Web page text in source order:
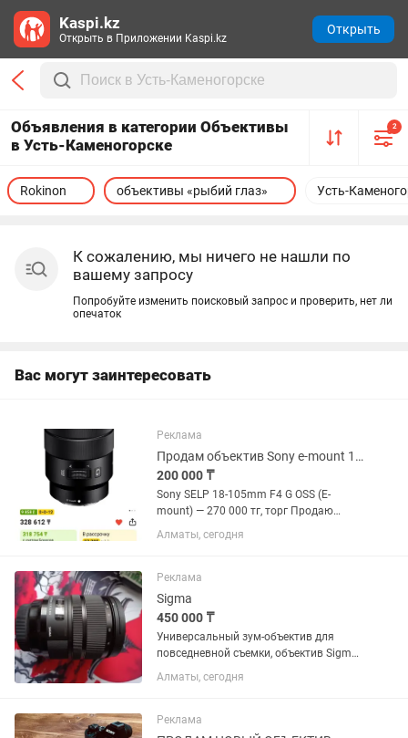
Объявления в категории Объективы
в Усть-Каменогорске
2
Усть-
Rokinon объективы «рыбий глаз»
К сожалению, мы ничего не нашли по
вашему запросу
Попробуйте изменить поисковый запрос и проверить, нет ли
опечаток
Вас могут заинтересовать
Реклама
Продам объектив Sony e-mount 18-105
200 000 ₸
Sony SELP 18-105mm F4 G OSS (E-
mount) — 270 000 тг, торг Продаю
универсальный объектив Sony 18–105
F4 G OSS. Отлично подходит для фото и
светосила F4 на всем диапазоне,...
Алматы, сегодня
Реклама
Sigma
450 000 ₸
Универсальный зум-объектив для
повседневной съемки, объектив Sigma
24-70mm f/2.8 DG OS HSM с креплением
Canon EF охватывает полезный
широкоугольного до портретного,...
Алматы, сегодня
Реклама
Kaspi.kz
Открыть в Приложении Kaspi.kz
Открыть